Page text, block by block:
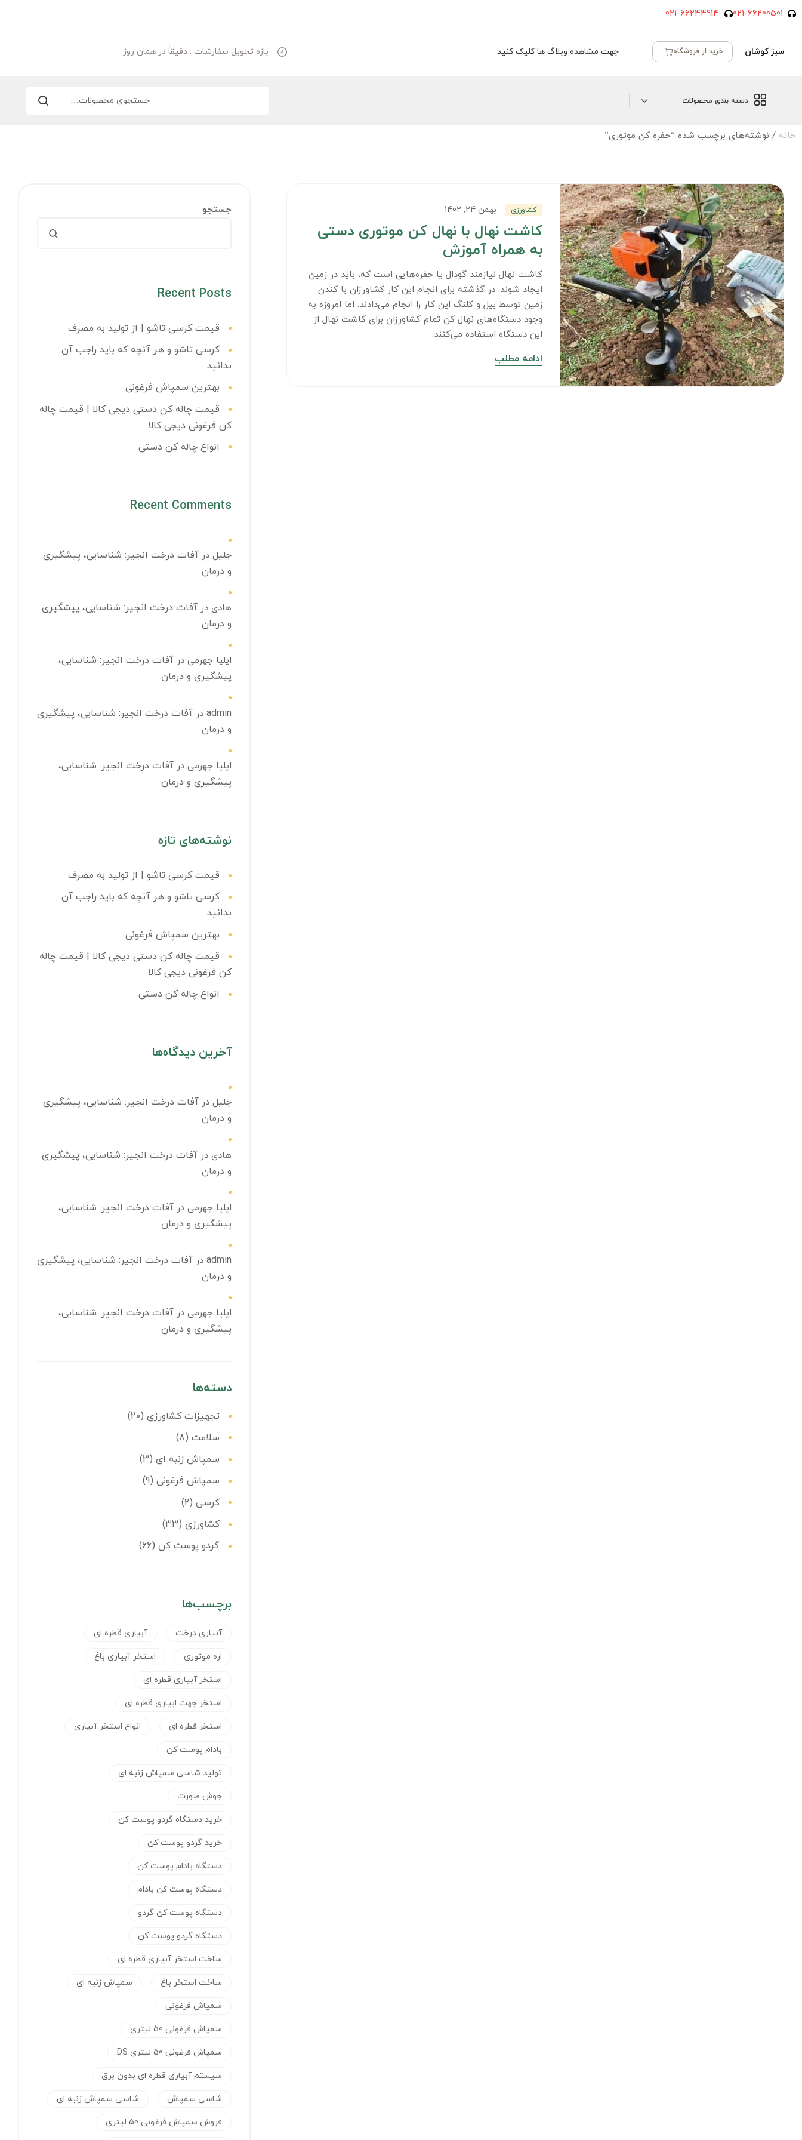
021-66200501
021-66244914
سبز کوشان خرید از فروشگاه جهت مشاهده وبلاگ ها کلیک کنید بازه تحویل سفارشات : دقیقاََ در همان روز
دسته بندی محصولات
خانه / نوشته‌های برچسب شده “حفره کن موتوری”
کشاورزی بهمن 24, 1402
کاشت نهال با نهال کن موتوری دستی
به همراه آموزش
کاشت نهال نیازمند گودال یا حفره‌هایی است که، باید در زمین
ایجاد شوند. در گذشته برای انجام این کار کشاورزان با کندن
زمین توسط بیل و کلنگ این کار را انجام می‌دادند. اما امروزه به
وجود دستگاه‌های نهال کن تمام کشاورزان برای کاشت نهال از
این دستگاه استفاده می‌کنند.
ادامه مطلب
جستجو
Recent Posts
قیمت کرسی تاشو | از تولید به مصرف
کرسی تاشو و هر آنچه که باید راجب آن
بدانید
بهترین سمپاش فرغونی
قیمت چاله کن دستی دیجی کالا | قیمت چاله
کن فرغونی دیجی کالا
انواع چاله کن دستی
Recent Comments
جلیل در آفات درخت انجیر: شناسایی، پیشگیری
و درمان
هادی در آفات درخت انجیر: شناسایی، پیشگیری
و درمان
ایلیا جهرمی در آفات درخت انجیر: شناسایی،
پیشگیری و درمان
admin در آفات درخت انجیر: شناسایی، پیشگیری
و درمان
ایلیا جهرمی در آفات درخت انجیر: شناسایی،
پیشگیری و درمان
نوشته‌های تازه
قیمت کرسی تاشو | از تولید به مصرف
کرسی تاشو و هر آنچه که باید راجب آن
بدانید
بهترین سمپاش فرغونی
قیمت چاله کن دستی دیجی کالا | قیمت چاله
کن فرغونی دیجی کالا
انواع چاله کن دستی
آخرین دیدگاه‌ها
جلیل در آفات درخت انجیر: شناسایی، پیشگیری
و درمان
هادی در آفات درخت انجیر: شناسایی، پیشگیری
و درمان
ایلیا جهرمی در آفات درخت انجیر: شناسایی،
پیشگیری و درمان
admin در آفات درخت انجیر: شناسایی، پیشگیری
و درمان
ایلیا جهرمی در آفات درخت انجیر: شناسایی،
پیشگیری و درمان
دسته‌ها
تجهیزات کشاورزی (20)
سلامت (8)
سمپاش زنبه ای (3)
سمپاش فرغونی (9)
کرسی (2)
کشاورزی (33)
گردو پوست کن (66)
برچسب‌ها
آبیاری درخت آبیاری قطره ای
اره موتوری استخر آبیاری باغ
استخر آبیاری قطره ای
استخر جهت ابیاری قطره ای
استخر قطره ای انواع استخر آبیاری
بادام پوست کن
تولید شاسی سمپاش زنبه ای
جوش صورت
خرید دستگاه گردو پوست کن
خرید گردو پوست کن
دستگاه بادام پوست کن
دستگاه پوست کن بادام
دستگاه پوست کن گردو
دستگاه گردو پوست کن
ساخت استخر آبیاری قطره ای
ساخت استخر باغ سمپاش زنبه ای
سمپاش فرغونی
سمپاش فرغونی 50 لیتری
سمپاش فرغونی 50 لیتری DS
سیستم آبیاری قطره ای بدون برق
شاسی سمپاش شاسی سمپاش زنبه ای
فروش سمپاش فرغونی 50 لیتری